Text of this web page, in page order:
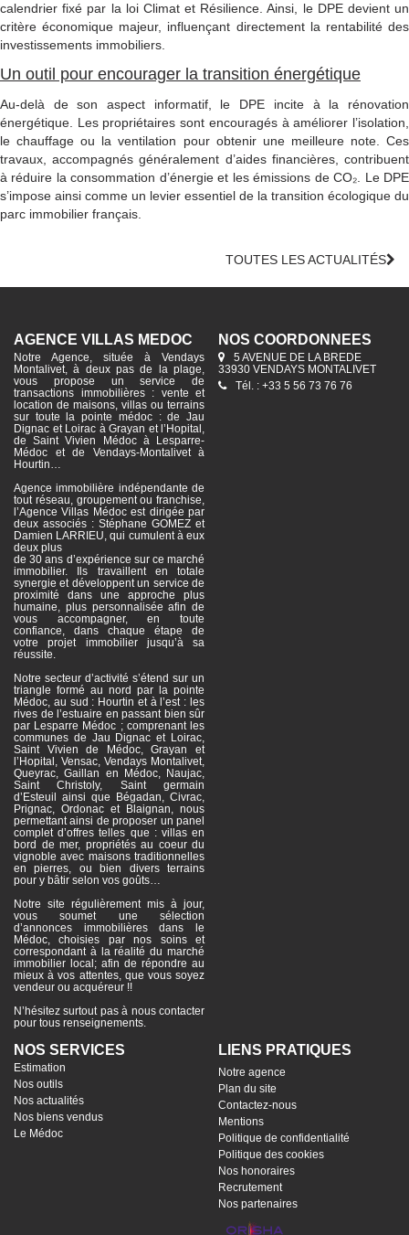
calendrier fixé par la loi Climat et Résilience. Ainsi, le DPE devient un
critère économique majeur, influençant directement la rentabilité des
investissements immobiliers.
Un outil pour encourager la transition énergétique
Au-delà de son aspect informatif, le DPE incite à la rénovation
énergétique. Les propriétaires sont encouragés à améliorer l’isolation,
le chauffage ou la ventilation pour obtenir une meilleure note. Ces
travaux, accompagnés généralement d’aides financières, contribuent
à réduire la consommation d’énergie et les émissions de CO₂. Le DPE
s’impose ainsi comme un levier essentiel de la transition écologique du
parc immobilier français.
TOUTES LES ACTUALITÉS
AGENCE VILLAS MÉDOC
Notre Agence, située à Vendays
Montalivet, à deux pas de la plage,
vous propose un service de
transactions immobilières : vente et
location de maisons, villas ou terrains
sur toute la pointe médoc : de Jau
Dignac et Loirac à Grayan et l’Hopital,
de Saint Vivien Médoc à Lesparre-
Médoc et de Vendays-Montalivet à
Hourtin…
Agence immobilière indépendante de
tout réseau, groupement ou franchise,
l’Agence Villas Médoc est dirigée par
deux associés : Stéphane GOMEZ et
Damien LARRIEU, qui cumulent à eux
deux plus
de 30 ans d’expérience sur ce marché
immobilier. Ils travaillent en totale
synergie et développent un service de
proximité dans une approche plus
humaine, plus personnalisée afin de
vous accompagner, en toute
confiance, dans chaque étape de
votre projet immobilier jusqu’à sa
réussite.
Notre secteur d’activité s’étend sur un
triangle formé au nord par la pointe
Médoc, au sud : Hourtin et à l’est : les
rives de l’estuaire en passant bien sûr
par Lesparre Médoc ; comprenant les
communes de Jau Dignac et Loirac,
Saint Vivien de Médoc, Grayan et
l’Hopital, Vensac, Vendays Montalivet,
Queyrac, Gaillan en Médoc, Naujac,
Saint Christoly, Saint germain
d’Esteuil ainsi que Bégadan, Civrac,
Prignac, Ordonac et Blaignan, nous
permettant ainsi de proposer un panel
complet d’offres telles que : villas en
bord de mer, propriétés au coeur du
vignoble avec maisons traditionnelles
en pierres, ou bien divers terrains
pour y bâtir selon vos goûts…
Notre site régulièrement mis à jour,
vous soumet une sélection
d’annonces immobilières dans le
Médoc, choisies par nos soins et
correspondant à la réalité du marché
immobilier local; afin de répondre au
mieux à vos attentes, que vous soyez
vendeur ou acquéreur !!
N’hésitez surtout pas à nous contacter
pour tous renseignements.
NOS COORDONNÉES
5 AVENUE DE LA BREDE
33930 VENDAYS MONTALIVET
Tél. : +33 5 56 73 76 76
NOS SERVICES
Estimation
Nos outils
Nos actualités
Nos biens vendus
Le Médoc
LIENS PRATIQUES
Notre agence
Plan du site
Contactez-nous
Mentions
Politique de confidentialité
Politique des cookies
Nos honoraires
Recrutement
Nos partenaires